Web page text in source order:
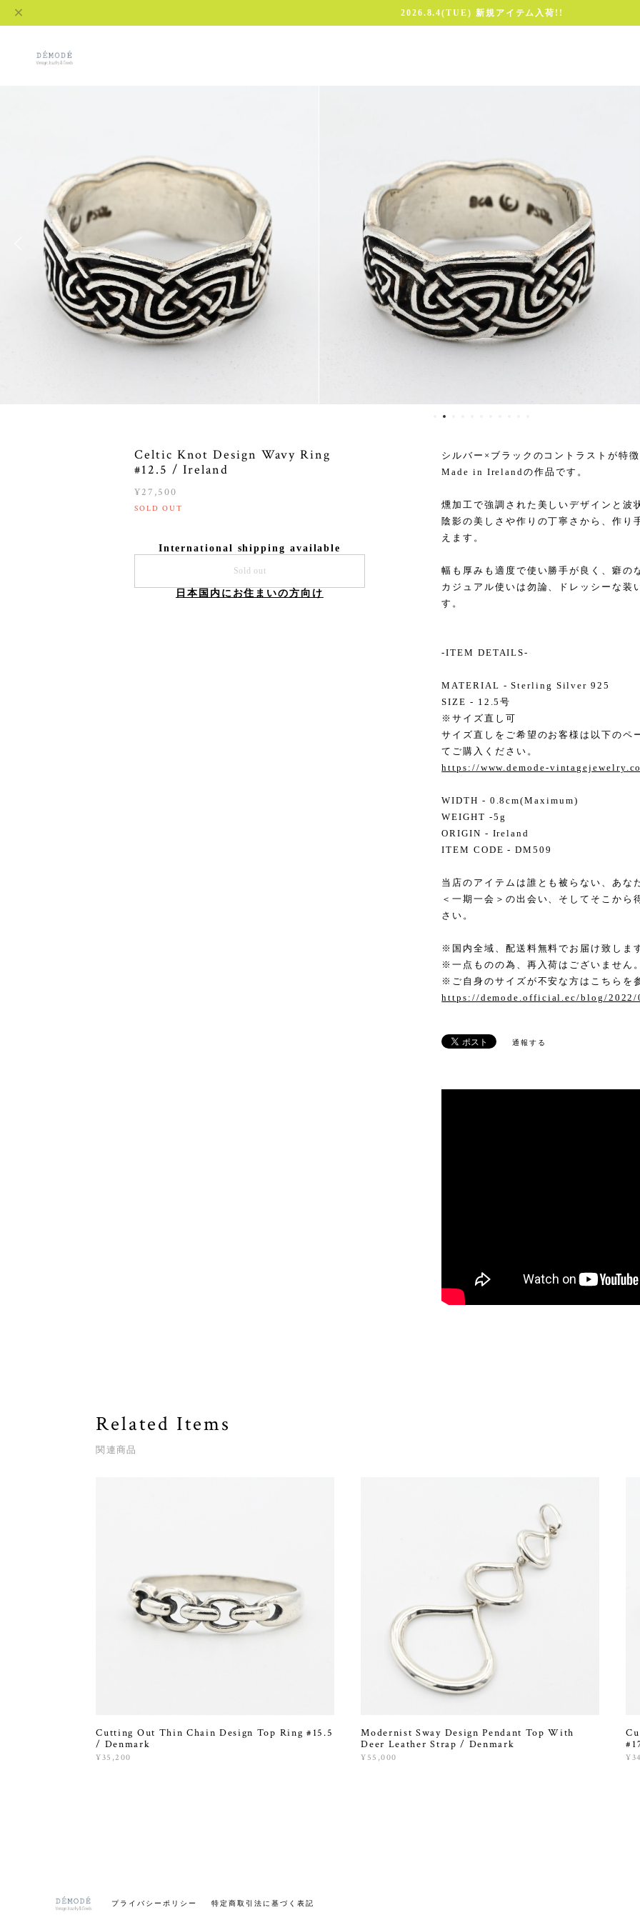
2026.8.4(TUE) 新規アイテム入荷!!
Celtic Knot Design Wavy Ring
#12.5 / Ireland
¥27,500
SOLD OUT
International shipping available
Sold out
日本国内にお住まいの方向け
シルバー×ブラックのコントラストが特徴
Made in Irelandの作品です。
燻加工で強調された美しいデザインと波
陰影の美しさや作りの丁寧さから、作り
えます。
幅も厚みも適度で使い勝手が良く、癖の
カジュアル使いは勿論、ドレッシーな装
す。
-ITEM DETAILS-
MATERIAL - Sterling Silver 925
SIZE - 12.5号
※サイズ直し可
サイズ直しをご希望のお客様は以下のペ
てご購入ください。
https://www.demode-
WIDTH - 0.8cm(Maximum)
WEIGHT -5g
ORIGIN - Ireland
ITEM CODE - DM509
当店のアイテムは誰とも被らない、あな
＜一期一会＞の出会い、そしてそこから
さい。
※国内全域、配送料無料でお届け致しま
※一点ものの為、再入荷はございません。
※ご自身のサイズが不安な方はこちらを
https://demode.official.ec/blog/2022/
通報する
Related Items
関連商品
Cutting Out Thin Chain Design Top Ring #15.5
/ Denmark
¥35,200
Modernist Sway Design Pendant Top With
Deer Leather Strap / Denmark
¥55,000
プライバシーポリシー 特定商取引法に基づく表記